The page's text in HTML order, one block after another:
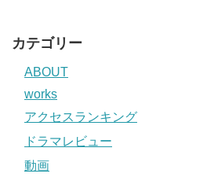
カテゴリー
ABOUT
works
アクセスランキング
ドラマレビュー
動画